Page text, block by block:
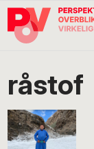
Gå
direkte
navigation
Skip
indhold
Gå
direkte
POV
International
råstof